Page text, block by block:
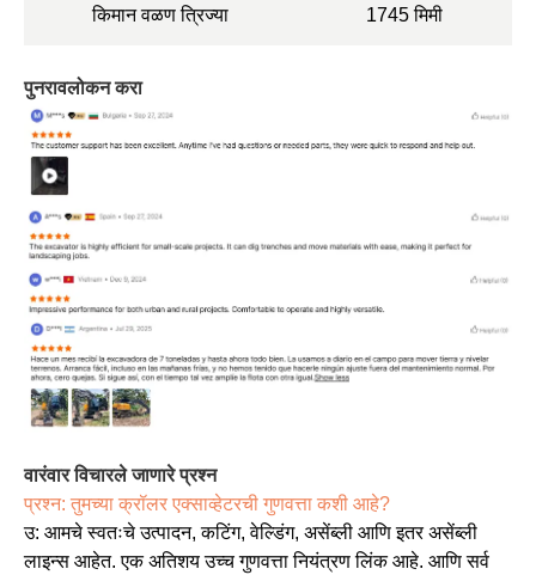
किमान वळण त्रिज्या 1745 मिमी
पुनरावलोकन करा
वारंवार विचारले जाणारे प्रश्न
प्रश्न: तुमच्या क्रॉलर एक्साव्हेटरची गुणवत्ता कशी आहे?
उ: आमचे स्वतःचे उत्पादन, कटिंग, वेल्डिंग, असेंब्ली आणि इतर असेंब्ली
लाइन्स आहेत. एक अतिशय उच्च गुणवत्ता नियंत्रण लिंक आहे. आणि सर्व